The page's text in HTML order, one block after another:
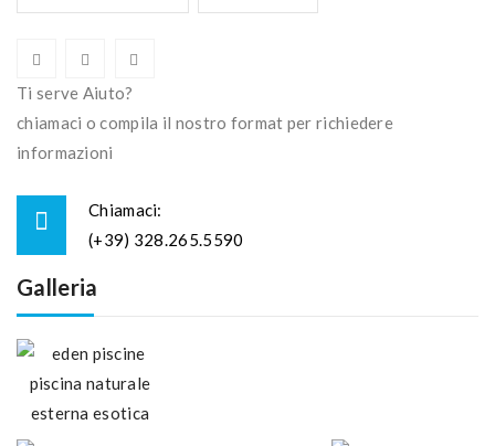
Ti serve Aiuto?
chiamaci o compila il nostro format per richiedere
informazioni
Chiamaci:
(+39) 328.265.5590
Galleria